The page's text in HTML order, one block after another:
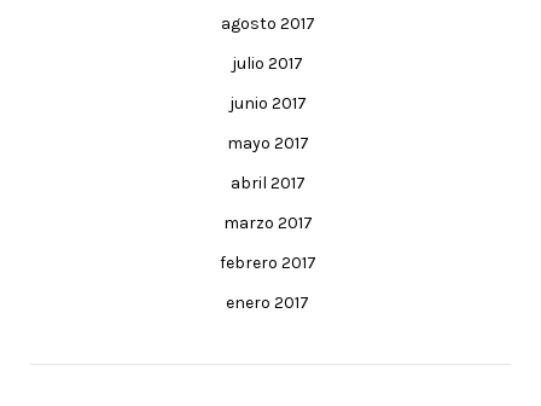
agosto 2017
julio 2017
junio 2017
mayo 2017
abril 2017
marzo 2017
febrero 2017
enero 2017